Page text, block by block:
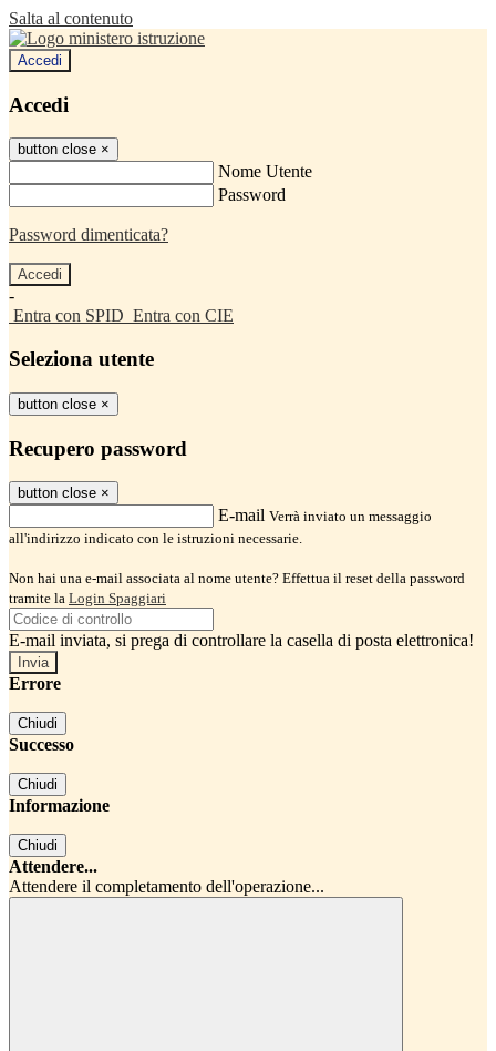
Salta al contenuto
Accedi
Accedi
button close ×
Nome Utente
Password
Password dimenticata?
-
Entra con SPID Entra con CIE
Seleziona utente
button close ×
Recupero password
button close ×
E-mail Verrà inviato un messaggio
all'indirizzo indicato con le istruzioni necessarie.
Non hai una e-mail associata al nome utente? Effettua il reset della password
tramite la Login Spaggiari
E-mail inviata, si prega di controllare la casella di posta elettronica!
Errore
Chiudi
Successo
Chiudi
Informazione
Chiudi
Attendere...
Attendere il completamento dell'operazione...